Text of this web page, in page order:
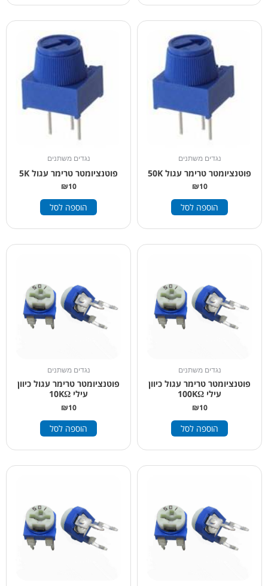
נגדים משתנים
פוטנציומטר טרימר עגול 50K
₪10
הוספה לסל
נגדים משתנים
פוטנציומטר טרימר עגול 5K
₪10
הוספה לסל
נגדים משתנים
פוטנציומטר טרימר עגול כיוון
עילי 100KΩ
₪10
הוספה לסל
נגדים משתנים
פוטנציומטר טרימר עגול כיוון
עילי 10KΩ
₪10
הוספה לסל